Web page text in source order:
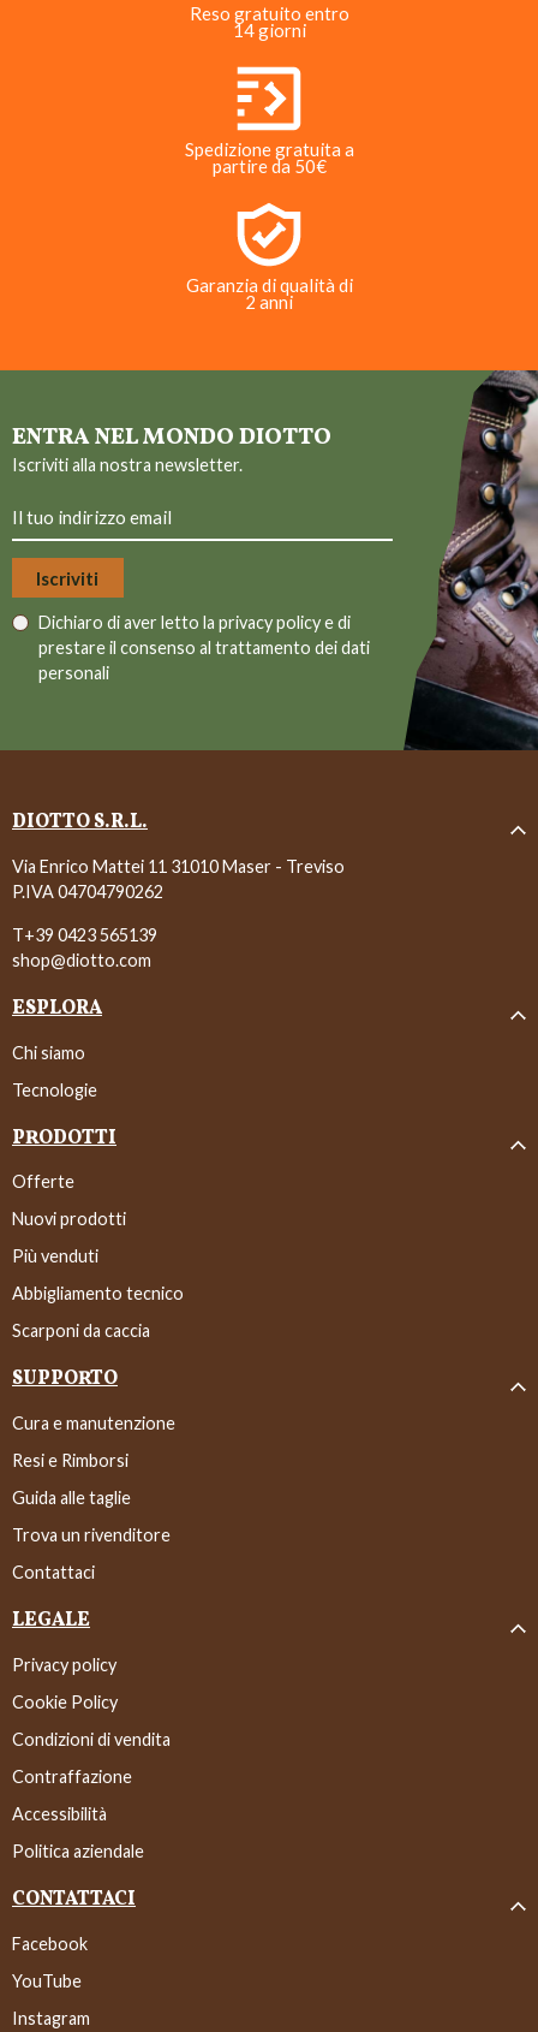
Reso gratuito entro
14 giorni
Spedizione gratuita a
partire da 50€
Garanzia di qualità di
2 anni
ENTRA NEL MONDO DIOTTO
Iscriviti alla nostra newsletter.
Dichiaro di aver letto la privacy policye di
prestare il consenso al trattamento dei dati
personali
DIOTTO S.R.L.
Via Enrico Mattei 11 31010 Maser - Treviso
P.IVA 04704790262
T+39 0423 565139
shop@diotto.com
ESPLORA
Chi siamo
Tecnologie
PRODOTTI
Offerte
Nuovi prodotti
Più venduti
Abbigliamento tecnico
Scarponi da caccia
SUPPORTO
Cura e manutenzione
Resi e Rimborsi
Guida alle taglie
Trova un rivenditore
Contattaci
LEGALE
Privacy policy
Cookie Policy
Condizioni di vendita
Contraffazione
Accessibilità
Politica aziendale
CONTATTACI
Facebook
YouTube
Instagram